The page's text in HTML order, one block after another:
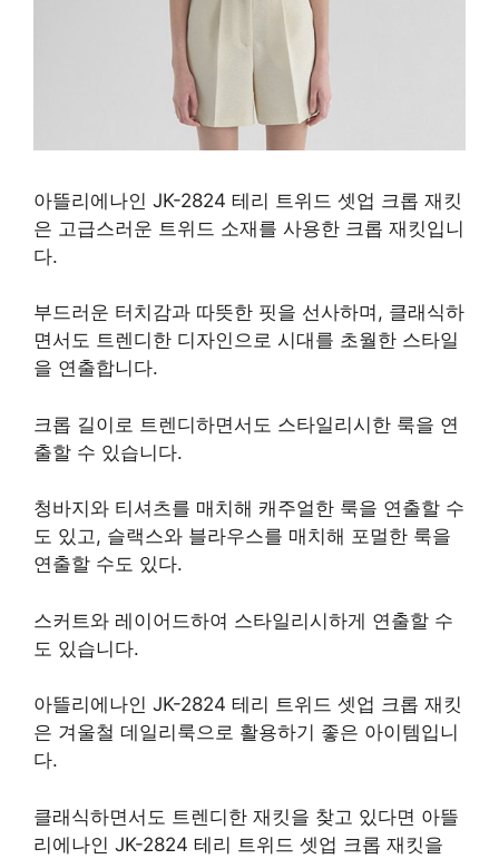
아뜰리에나인 JK-2824 테리 트위드 셋업 크롭 재킷
은 고급스러운 트위드 소재를 사용한 크롭 재킷입니
다.
부드러운 터치감과 따뜻한 핏을 선사하며, 클래식하
면서도 트렌디한 디자인으로 시대를 초월한 스타일
을 연출합니다.
크롭 길이로 트렌디하면서도 스타일리시한 룩을 연
출할 수 있습니다.
청바지와 티셔츠를 매치해 캐주얼한 룩을 연출할 수
도 있고, 슬랙스와 블라우스를 매치해 포멀한 룩을
연출할 수도 있다.
스커트와 레이어드하여 스타일리시하게 연출할 수
도 있습니다.
아뜰리에나인 JK-2824 테리 트위드 셋업 크롭 재킷
은 겨울철 데일리룩으로 활용하기 좋은 아이템입니
다.
클래식하면서도 트렌디한 재킷을 찾고 있다면 아뜰
리에나인 JK-2824 테리 트위드 셋업 크롭 재킷을